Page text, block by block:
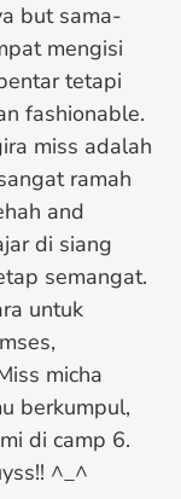
but sama-
mengisi
tetapi
fashionable.
miss adalah
ramah
and
di siang
semangat.
untuk
micha
berkumpul,
di camp 6.
^_^